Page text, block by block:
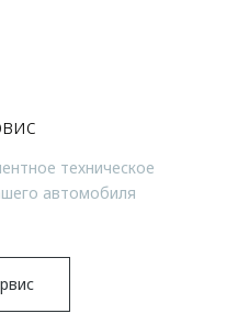
техническое
автомобиля